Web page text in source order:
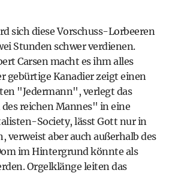
sich diese Vorschuss-Lorbeeren
Stunden schwer verdienen.
Carsen macht es ihm alles
gebürtige Kanadier zeigt einen
"Jedermann", verlegt das
reichen Mannes" in eine
Society, lässt Gott nur in
verweist aber auch außerhalb des
im Hintergrund könnte als
Orgelklänge leiten das